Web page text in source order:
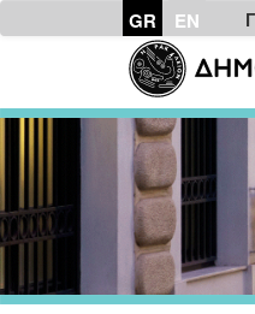
GR EN